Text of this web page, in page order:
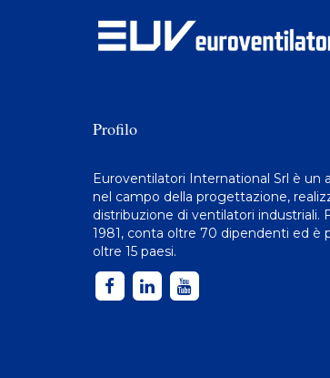
Profilo
Euroventilatori International Srl è un
nel campo della progettazione,
distribuzione di ventilatori industriali.
1981, conta oltre 70 dipendenti ed è
oltre 15 paesi.